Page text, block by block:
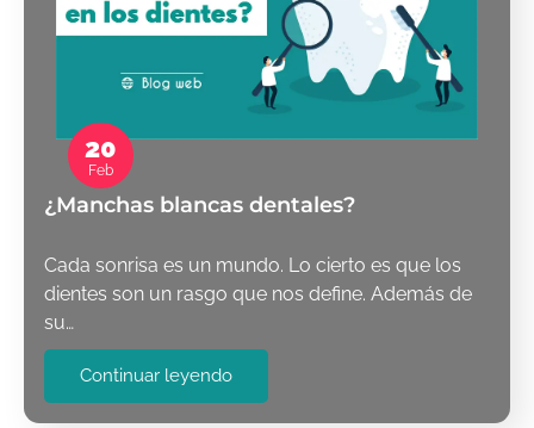
20
Feb
¿Manchas blancas dentales?
Cada sonrisa es un mundo. Lo cierto es que los
dientes son un rasgo que nos define. Además de
su…
Continuar leyendo